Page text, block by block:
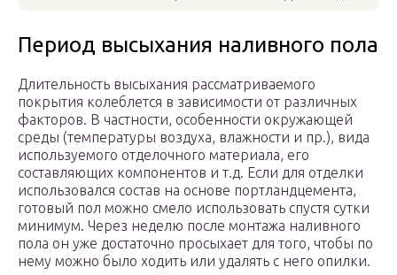
Период высыхания наливного пола
Длительность высыхания рассматриваемого
покрытия колеблется в зависимости от различных
факторов. В частности, особенности окружающей
среды (температуры воздуха, влажности и пр.), вида
используемого отделочного материала, его
составляющих компонентов и т.д. Если для отделки
использовался состав на основе портландцемента,
готовый пол можно смело использовать спустя сутки
минимум. Через неделю после монтажа наливного
пола он уже достаточно просыхает для того, чтобы по
нему можно было ходить или удалять с него опилки.